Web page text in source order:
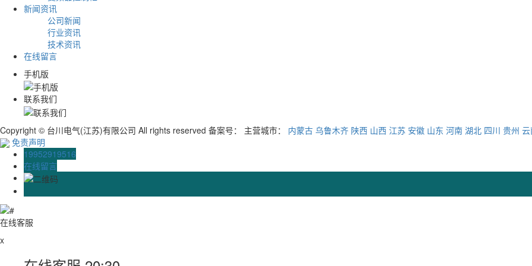
新闻资讯
公司新闻
行业资讯
技术资讯
在线留言
手机版
联系我们
Copyright © 台川电气(江苏)有限公司 All rights reserved 备案号： 主营城市： 内蒙古 乌鲁木齐 陕西 山西 江苏 安徽 山东 河南 湖北 四川 贵州
免责声明
19952919516
在线留言
在线客服
x